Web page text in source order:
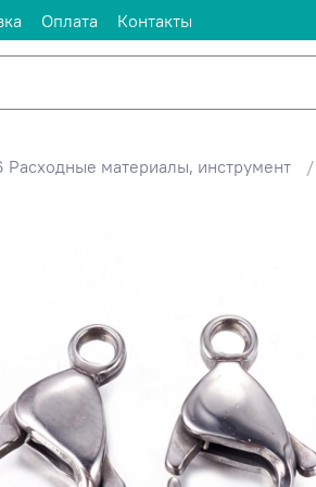
Оплата Контакты
Расходные материалы, инструмент